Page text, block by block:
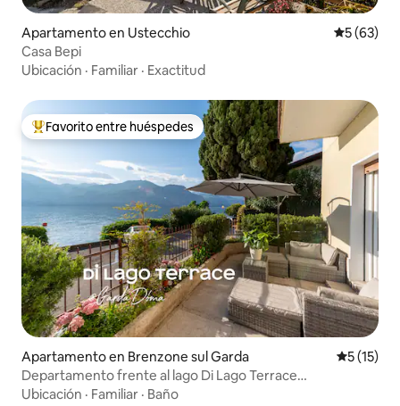
Apartamento en Ustecchio
5 (63)
Casa Bepi
Ubicación · Familiar · Exactitud
Favorito entre huéspedes preferido
Favorito entre huéspedes
Apartamento en Brenzone sul Garda
5 (15)
Departamento frente al lago Di Lago Terrace
@GardaDoma
Ubicación · Familiar · Baño